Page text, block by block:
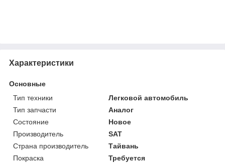
Характеристики
Основные
Тип техники
Легковой автомобиль
Тип запчасти
Аналог
Состояние
Новое
Производитель
SAT
Страна производитель
Тайвань
Покраска
Требуется